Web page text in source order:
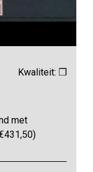
Kwaliteit: ❒
met